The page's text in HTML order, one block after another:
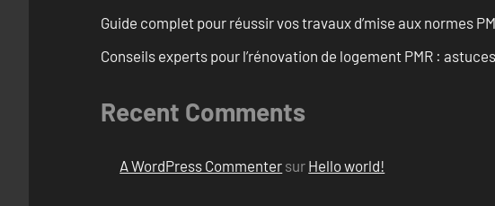
Guide complet pour réussir vos travaux d’mise aux normes
Conseils experts pour l’rénovation de logement PMR :
Recent Comments
A WordPress Commenter sur Hello world!